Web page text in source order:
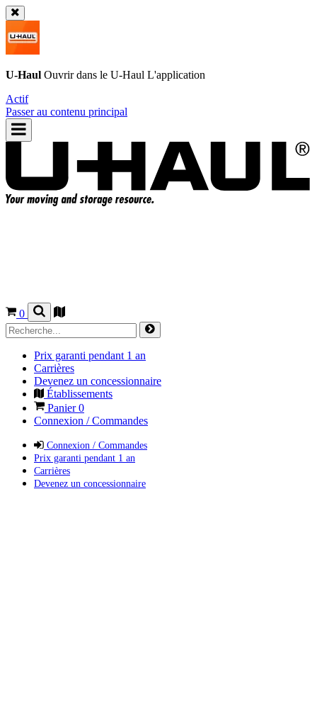
U-Haul Ouvrir dans le U-Haul L'application
Actif
Passer au contenu principal
0
Prix garanti pendant 1 an
Carrières
Devenez un concessionnaire
Établissements
Panier0
Connexion / Commandes
Connexion / Commandes
Prix garanti pendant 1 an
Carrières
Devenez un concessionnaire